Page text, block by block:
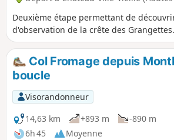
Deuxième étape permettant de
d'observation de la crête des Grangettes.
Col Fromage depuis
boucle
Visorandonneur
14,63 km
+893 m
-890 m
6h 45
Moyenne